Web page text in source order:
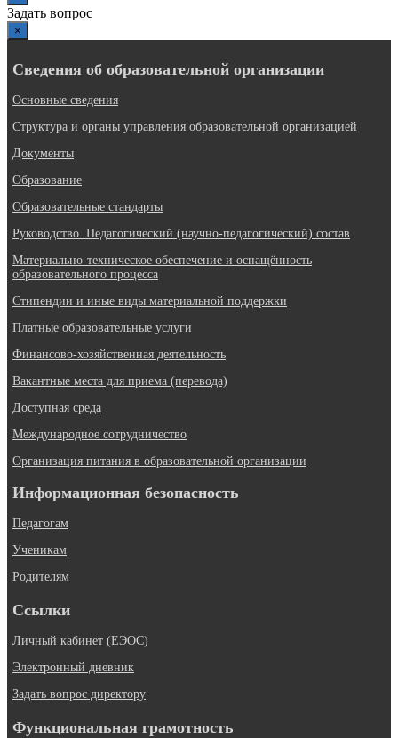
Задать вопрос
×
Сведения об образовательной организации
Основные сведения
Структура и органы управления образовательной организацией
Документы
Образование
Образовательные стандарты
Руководство. Педагогический (научно-педагогический) состав
Материально-техническое обеспечение и оснащённость
образовательного процесса
Стипендии и иные виды материальной поддержки
Платные образовательные услуги
Финансово-хозяйственная деятельность
Вакантные места для приема (перевода)
Доступная среда
Международное сотрудничество
Организация питания в образовательной организации
Информационная безопасность
Педагогам
Ученикам
Родителям
Ссылки
Личный кабинет (ЕЭОС)
Электронный дневник
Задать вопрос директору
Функциональная грамотность